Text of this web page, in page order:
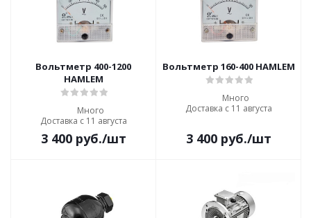
Вольтметр 400-1200
HAMLEM
Много
Доставка с 11 августа
3 400руб./шт
Вольтметр 160-400 HAMLEM
Много
Доставка с 11 августа
3 400руб./шт